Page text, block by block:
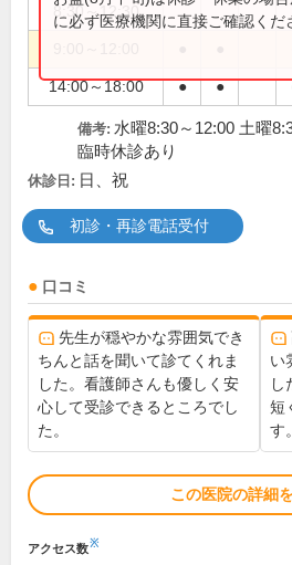
8:30～12:30
14:00～18:00 ● ●
に必ず医療機関に直接ご確認くだ
備考: 水曜8:30～12:00 土曜
臨時休診あり
休診日: 日、祝
初診・再診電話受付
口コミ
先生が穏やかな雰囲気でき
ちんと話を聞いて診てくれま
した。看護師さんも優しく安
心して受診できるところでし
た。
い
し
短
す。
この医院の詳細
アクセス数※